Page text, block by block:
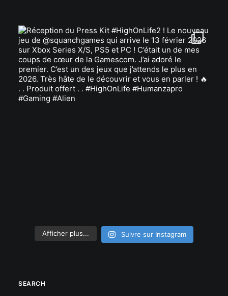
Afficher plus... Suivre sur Instagram
SEARCH